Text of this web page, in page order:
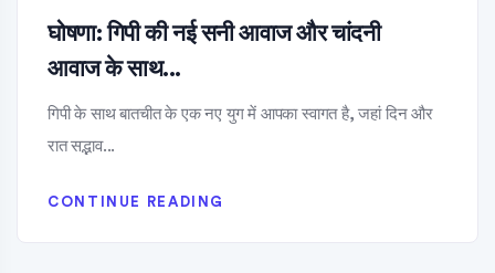
घोषणा: गिपी की नई सनी आवाज और चांदनी
आवाज के साथ...
गिपी के साथ बातचीत के एक नए युग में आपका स्वागत है, जहां दिन और
रात सद्भाव...
CONTINUE READING